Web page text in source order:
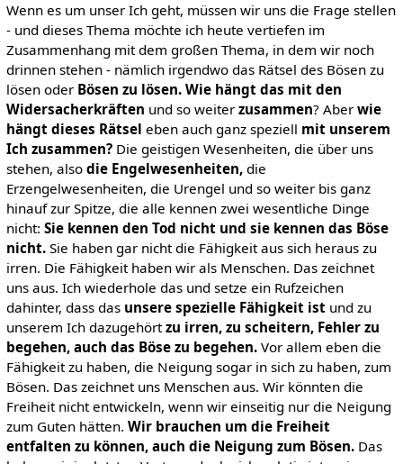
Wenn es um unser Ich geht, müssen wir uns die Frage stellen
- und dieses Thema möchte ich heute vertiefen im
Zusammenhang mit dem großen Thema, in dem wir noch
drinnen stehen - nämlich irgendwo das Rätsel des Bösen zu
lösen oder Bösen zu lösen. Wie hängt das mit den
Widersacherkräften und so weiter zusammen? Aber wie
hängt dieses Rätsel eben auch ganz speziell mit unserem
Ich zusammen?Die geistigen Wesenheiten, die über uns
stehen, also die Engelwesenheiten,die
Erzengelwesenheiten, die Urengel und so weiter bis ganz
hinauf zur Spitze, die alle kennen zwei wesentliche Dinge
nicht: Sie kennen den Tod nicht und sie kennen das Böse
nicht.Sie haben gar nicht die Fähigkeit aus sich heraus zu
irren. Die Fähigkeit haben wir als Menschen. Das zeichnet
uns aus. Ich wiederhole das und setze ein Rufzeichen
dahinter, dass das unsere spezielle Fähigkeit istund zu
unserem Ich dazugehörtzu irren, zu scheitern, Fehler zu
begehen, auch das Böse zu begehen.Vor allem eben die
Fähigkeit zu haben, die Neigung sogar in sich zu haben, zum
Bösen. Das zeichnet uns Menschen aus. Wir könnten die
Freiheit nicht entwickeln, wenn wir einseitig nur die Neigung
zum Guten hätten. Wir brauchen um die Freiheit
entfalten zu können, auch die Neigung zum Bösen.Das